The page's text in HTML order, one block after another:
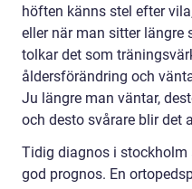
höften känns stel efter
eller när man sitter längre
tolkar det som
åldersförändring och
Ju längre man väntar,
och desto svårare blir det
Tidig diagnos i stockholm
god prognos. En